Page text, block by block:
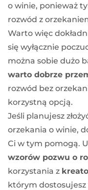
o winie, ponieważ
rozwód z
Warto więc
się wyłącznie
można sobie dużo
warto dobrze
rozwód bez
korzystną opcją.
Jeśli planujesz
orzekania o winie,
Ci w tym pomogą.
wzorów pozwu o
korzystania z
którym